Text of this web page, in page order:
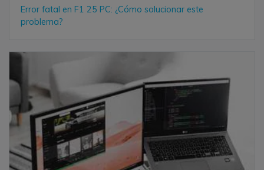
Error fatal en F1 25 PC: ¿Cómo solucionar este
problema?